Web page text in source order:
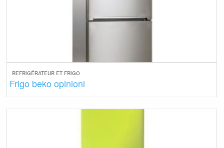
REFRIGÉRATEUR ET FRIGO
Frigo beko opinioni